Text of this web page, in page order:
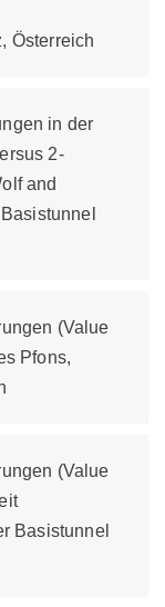
Österreich
in der
2-
and
(Value
Pfons,
(Value
Basistunnel